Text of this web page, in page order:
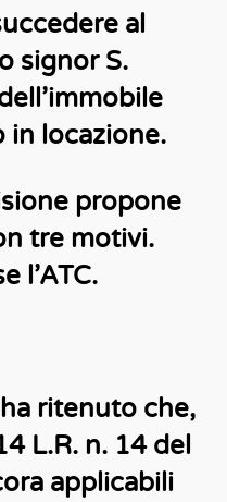
al
signor S.
in locazione.
propone
tre motivi.
l’ATC.
ritenuto che,
L.R. n. 14 del
applicabili